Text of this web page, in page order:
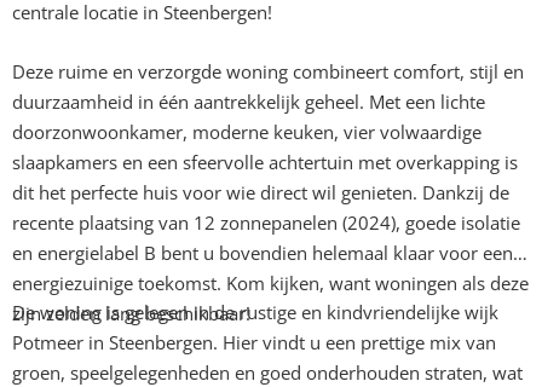
centrale locatie in Steenbergen!
Deze ruime en verzorgde woning combineert comfort, stijl en
duurzaamheid in één aantrekkelijk geheel. Met een lichte
doorzonwoonkamer, moderne keuken, vier volwaardige
slaapkamers en een sfeervolle achtertuin met overkapping is
dit het perfecte huis voor wie direct wil genieten. Dankzij de
recente plaatsing van 12 zonnepanelen (2024), goede isolatie
en energielabel B bent u bovendien helemaal klaar voor een
energiezuinige toekomst. Kom kijken, want woningen als deze
zijn zelden lang beschikbaar!
De woning is gelegen in de rustige en kindvriendelijke wijk
Potmeer in Steenbergen. Hier vindt u een prettige mix van
groen, speelgelegenheden en goed onderhouden straten, wat